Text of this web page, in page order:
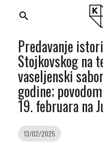
search
Predavanje
Stojkovskog na
vaseljenski
godine;
19. februara na
13/02/2025